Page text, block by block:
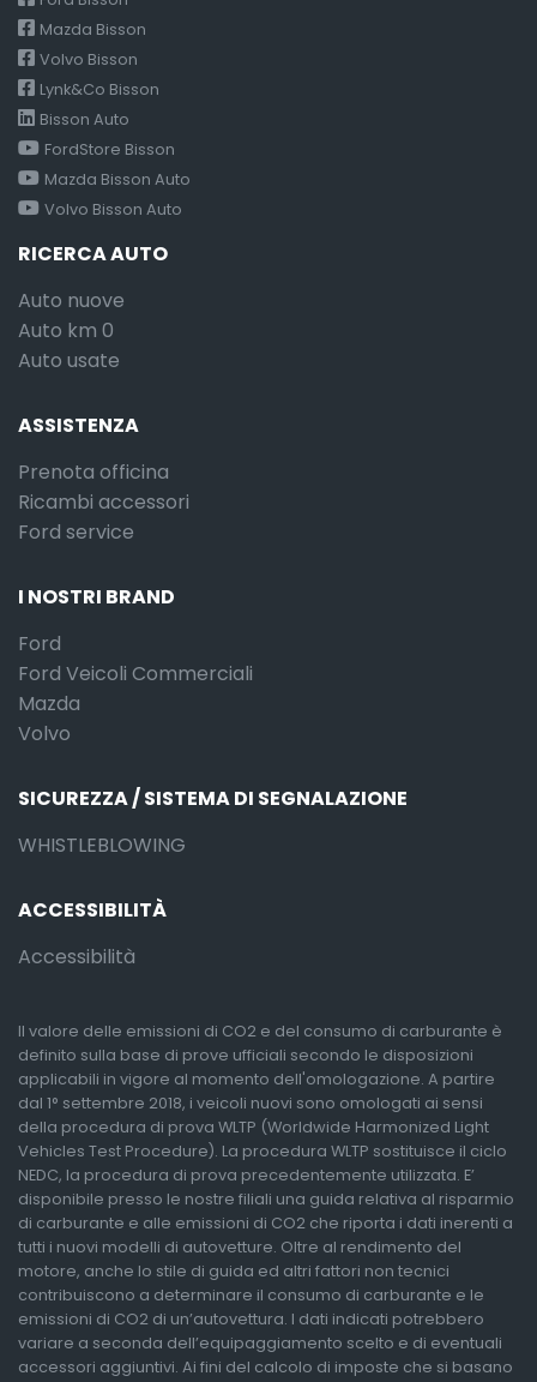
Mazda Bisson
Volvo Bisson
Lynk&Co Bisson
Bisson Auto
FordStore Bisson
Mazda Bisson Auto
Volvo Bisson Auto
RICERCA AUTO
Auto nuove
Auto km 0
Auto usate
ASSISTENZA
Prenota officina
Ricambi accessori
Ford service
I NOSTRI BRAND
Ford
Ford Veicoli Commerciali
Mazda
Volvo
SICUREZZA / SISTEMA DI SEGNALAZIONE
WHISTLEBLOWING
ACCESSIBILITÀ
Accessibilità
Il valore delle emissioni di CO2 e del consumo di carburante è
definito sulla base di prove ufficiali secondo le disposizioni
applicabili in vigore al momento dell'omologazione. A partire
dal 1° settembre 2018, i veicoli nuovi sono omologati ai sensi
della procedura di prova WLTP (Worldwide Harmonized Light
Vehicles Test Procedure). La procedura WLTP sostituisce il ciclo
NEDC, la procedura di prova precedentemente utilizzata. E’
disponibile presso le nostre filiali una guida relativa al risparmio
di carburante e alle emissioni di CO2 che riporta i dati inerenti a
tutti i nuovi modelli di autovetture. Oltre al rendimento del
motore, anche lo stile di guida ed altri fattori non tecnici
contribuiscono a determinare il consumo di carburante e le
emissioni di CO2 di un’autovettura. I dati indicati potrebbero
variare a seconda dell’equipaggiamento scelto e di eventuali
accessori aggiuntivi. Ai fini del calcolo di imposte che si basano